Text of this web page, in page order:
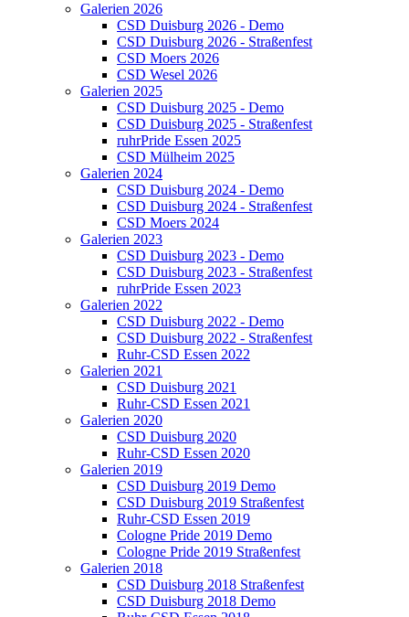
Galerien 2026
CSD Duisburg 2026 - Demo
CSD Duisburg 2026 - Straßenfest
CSD Moers 2026
CSD Wesel 2026
Galerien 2025
CSD Duisburg 2025 - Demo
CSD Duisburg 2025 - Straßenfest
ruhrPride Essen 2025
CSD Mülheim 2025
Galerien 2024
CSD Duisburg 2024 - Demo
CSD Duisburg 2024 - Straßenfest
CSD Moers 2024
Galerien 2023
CSD Duisburg 2023 - Demo
CSD Duisburg 2023 - Straßenfest
ruhrPride Essen 2023
Galerien 2022
CSD Duisburg 2022 - Demo
CSD Duisburg 2022 - Straßenfest
Ruhr-CSD Essen 2022
Galerien 2021
CSD Duisburg 2021
Ruhr-CSD Essen 2021
Galerien 2020
CSD Duisburg 2020
Ruhr-CSD Essen 2020
Galerien 2019
CSD Duisburg 2019 Demo
CSD Duisburg 2019 Straßenfest
Ruhr-CSD Essen 2019
Cologne Pride 2019 Demo
Cologne Pride 2019 Straßenfest
Galerien 2018
CSD Duisburg 2018 Straßenfest
CSD Duisburg 2018 Demo